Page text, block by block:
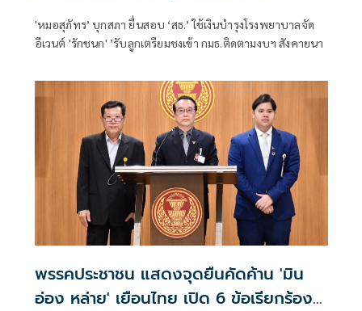
'หมอสุภัทร’ บุกสภา ยื่นสอบ ‘สธ.’ ใช้เงินบำรุงโรงพยาบาลจัด
อีเวนต์ 'รักชนก' ’รับลูกเตรียมชงเข้า กมธ.ติดตามงบฯ สังคายนา
พรรคประชาชน แสดงจุดยืนคัดค้าน 'มิน
อ่อง หล่าย' เยือนไทย เปิด 6 ข้อเรียกร้อง